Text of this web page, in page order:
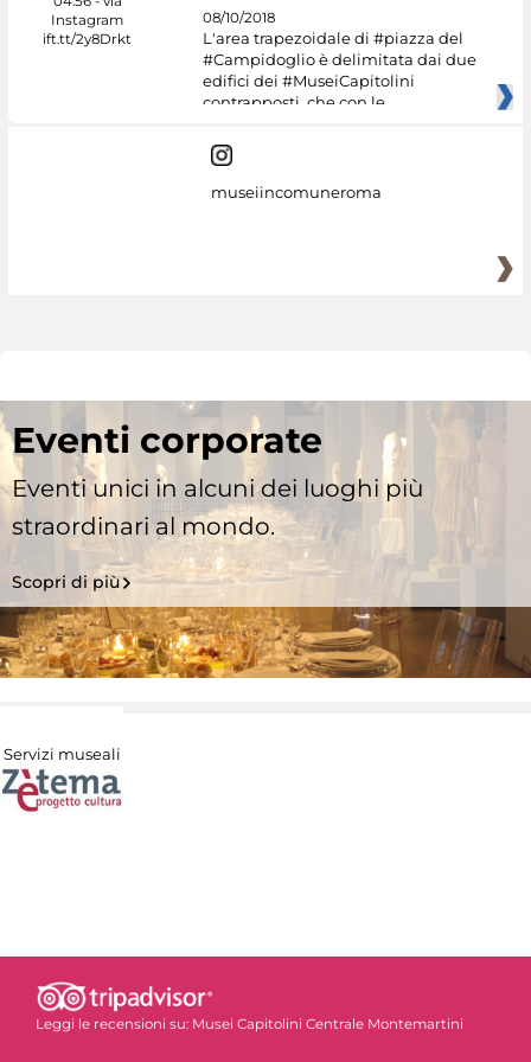
08/10/2018
L'area trapezoidale di #piazza del
#Campidoglio è delimitata dai due
edifici dei #MuseiCapitolini
contrapposti, che con le
museiincomuneroma
Eventi corporate
Eventi unici in alcuni dei luoghi più
straordinari al mondo.
Scopri di più
Servizi museali
Leggi le recensioni su: Musei Capitolini Centrale Montemartini